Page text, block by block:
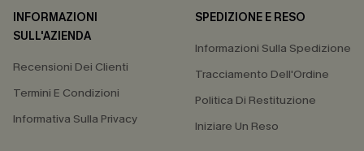
INFORMAZIONI
SULL'AZIENDA
Recensioni Dei Clienti
Termini E Condizioni
Informativa Sulla Privacy
SPEDIZIONE E RESO
Informazioni Sulla Spedizione
Tracciamento Dell'Ordine
Politica Di Restituzione
Iniziare Un Reso